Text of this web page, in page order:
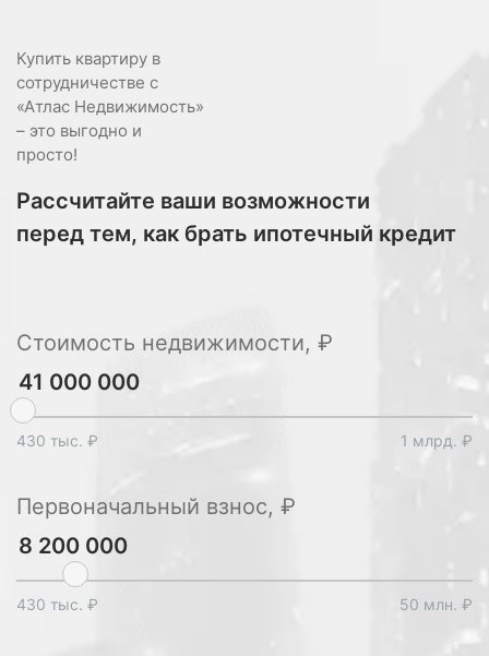
Купить квартиру в
сотрудничестве с
«Атлас Недвижимость»
– это выгодно и
просто!
Рассчитайте ваши возможности
перед тем, как брать ипотечный кредит
Стоимость недвижимости, ₽
430 тыс. ₽ 1 млрд. ₽
Первоначальный взнос, ₽
430 тыс. ₽ 50 млн. ₽